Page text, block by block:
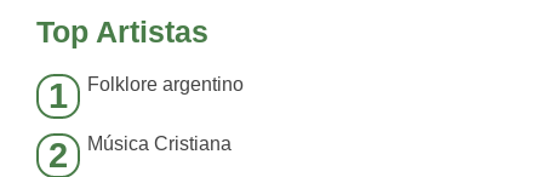
Top Artistas
1 Folklore argentino
2 Música Cristiana